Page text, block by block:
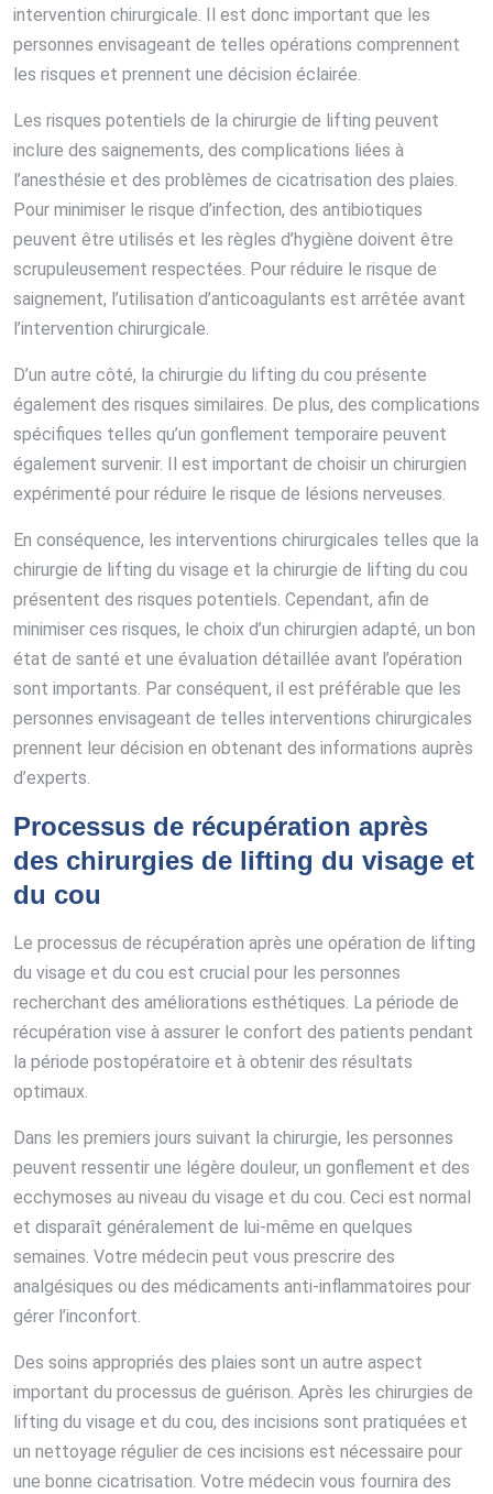
intervention chirurgicale. Il est donc important que les
personnes envisageant de telles opérations comprennent
les risques et prennent une décision éclairée.
Les risques potentiels de la chirurgie de lifting peuvent
inclure des saignements, des complications liées à
l’anesthésie et des problèmes de cicatrisation des plaies.
Pour minimiser le risque d’infection, des antibiotiques
peuvent être utilisés et les règles d’hygiène doivent être
scrupuleusement respectées. Pour réduire le risque de
saignement, l’utilisation d’anticoagulants est arrêtée avant
l’intervention chirurgicale.
D’un autre côté, la chirurgie du lifting du cou présente
également des risques similaires. De plus, des complications
spécifiques telles qu’un gonflement temporaire peuvent
également survenir. Il est important de choisir un chirurgien
expérimenté pour réduire le risque de lésions nerveuses.
En conséquence, les interventions chirurgicales telles que la
chirurgie de lifting du visage et la chirurgie de lifting du cou
présentent des risques potentiels. Cependant, afin de
minimiser ces risques, le choix d’un chirurgien adapté, un bon
état de santé et une évaluation détaillée avant l’opération
sont importants. Par conséquent, il est préférable que les
personnes envisageant de telles interventions chirurgicales
prennent leur décision en obtenant des informations auprès
d’experts.
Processus de récupération après
des chirurgies de lifting du visage et
du cou
Le processus de récupération après une opération de lifting
du visage et du cou est crucial pour les personnes
recherchant des améliorations esthétiques. La période de
récupération vise à assurer le confort des patients pendant
la période postopératoire et à obtenir des résultats
optimaux.
Dans les premiers jours suivant la chirurgie, les personnes
peuvent ressentir une légère douleur, un gonflement et des
ecchymoses au niveau du visage et du cou. Ceci est normal
et disparaît généralement de lui-même en quelques
semaines. Votre médecin peut vous prescrire des
analgésiques ou des médicaments anti-inflammatoires pour
gérer l’inconfort.
Des soins appropriés des plaies sont un autre aspect
important du processus de guérison. Après les chirurgies de
lifting du visage et du cou, des incisions sont pratiquées et
un nettoyage régulier de ces incisions est nécessaire pour
une bonne cicatrisation. Votre médecin vous fournira des